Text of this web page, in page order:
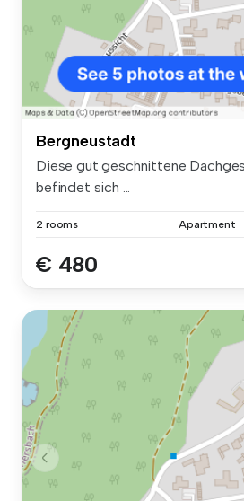
Bergneustadt
Diese gut geschnittene
befindet sich ...
2 rooms Apartment
€ 480